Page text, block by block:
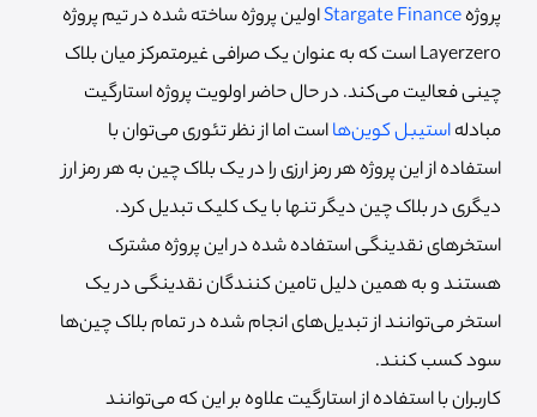
پروژهStargate Financeاولین پروژه ساخته شده در تیم پروژه
Layerzero است که به عنوان یک صرافی غیرمتمرکز میان بلاک
چینی فعالیت می‌کند. در حال حاضر اولویت پروژه استارگیت
مبادلهاستیبل کوین‌هااست اما از نظر تئوری می‌توان با
استفاده از این پروژه هر رمز ارزی را در یک بلاک چین به هر رمز ارز
دیگری در بلاک چین دیگر تنها با یک کلیک تبدیل کرد.
استخرهای نقدینگی استفاده شده در این پروژه مشترک
هستند و به همین دلیل تامین کنندگان نقدینگی در یک
استخر می‌توانند از تبدیل‌های انجام شده در تمام بلاک چین‌ها
سود کسب کنند.
کاربران با استفاده از استارگیت علاوه بر این که می‌توانند